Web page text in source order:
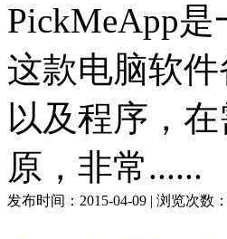
PickMeApp
这款电脑软
以及程序，
原，非常......
发布时间： 2015-04-09 | 浏览次数：